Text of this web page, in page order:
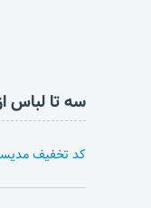
سه تا لباس
کد تخفیف